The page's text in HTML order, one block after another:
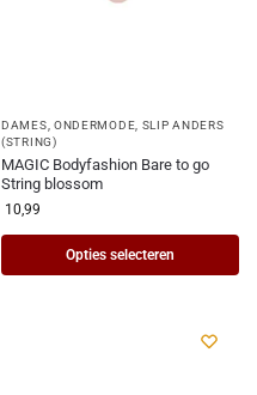
DAMES ONDERMODE SLIP ANDERS
(STRING)
MAGIC Bodyfashion Bare to go
String blossom
10,99
Opties selecteren